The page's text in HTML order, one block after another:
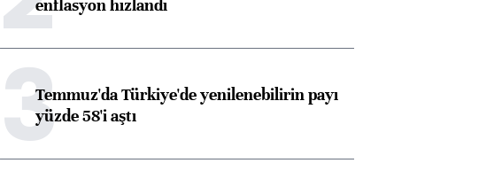
enflasyon hızlandı
3Temmuz'da Türkiye'de yenilenebilirin payı
yüzde 58'i aştı